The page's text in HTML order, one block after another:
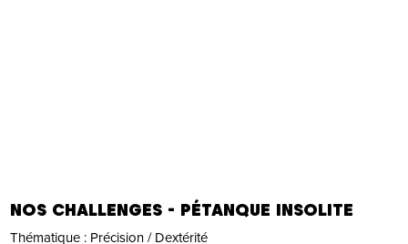
NOS CHALLENGES - PÉTANQUE INSOLITE
Thématique : Précision / Dextérité